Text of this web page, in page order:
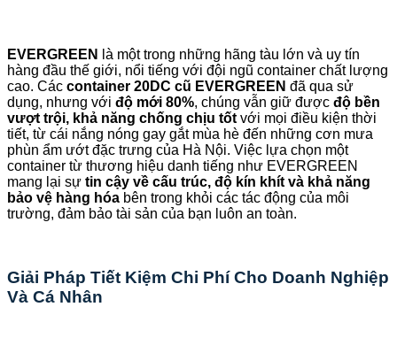
EVERGREEN
là một trong những hãng tàu lớn và uy tín
hàng đầu thế giới, nổi tiếng với đội ngũ container chất lượng
cao. Các container 20DC cũ EVERGREEN đã qua sử
dụng, nhưng với độ mới 80%, chúng vẫn giữ được độ bền
vượt trội, khả năng chống chịu tốt với mọi điều kiện thời
tiết, từ cái nắng nóng gay gắt mùa hè đến những cơn mưa
phùn ẩm ướt đặc trưng của Hà Nội. Việc lựa chọn một
container từ thương hiệu danh tiếng như EVERGREEN
mang lại sự tin cậy về cấu trúc, độ kín khít và khả năng
bảo vệ hàng hóa bên trong khỏi các tác động của môi
trường, đảm bảo tài sản của bạn luôn an toàn.
Giải Pháp Tiết Kiệm Chi Phí Cho Doanh Nghiệp
Và Cá Nhân